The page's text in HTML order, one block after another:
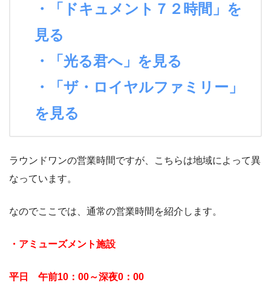
・「ドキュメント７２時間」を
見る
・「光る君へ」を見る
・「ザ・ロイヤルファミリー」
を見る
ラウンドワンの営業時間ですが、こちらは地域によって異
なっています。
なのでここでは、通常の営業時間を紹介します。
・アミューズメント施設
平日 午前10：00～深夜0：00